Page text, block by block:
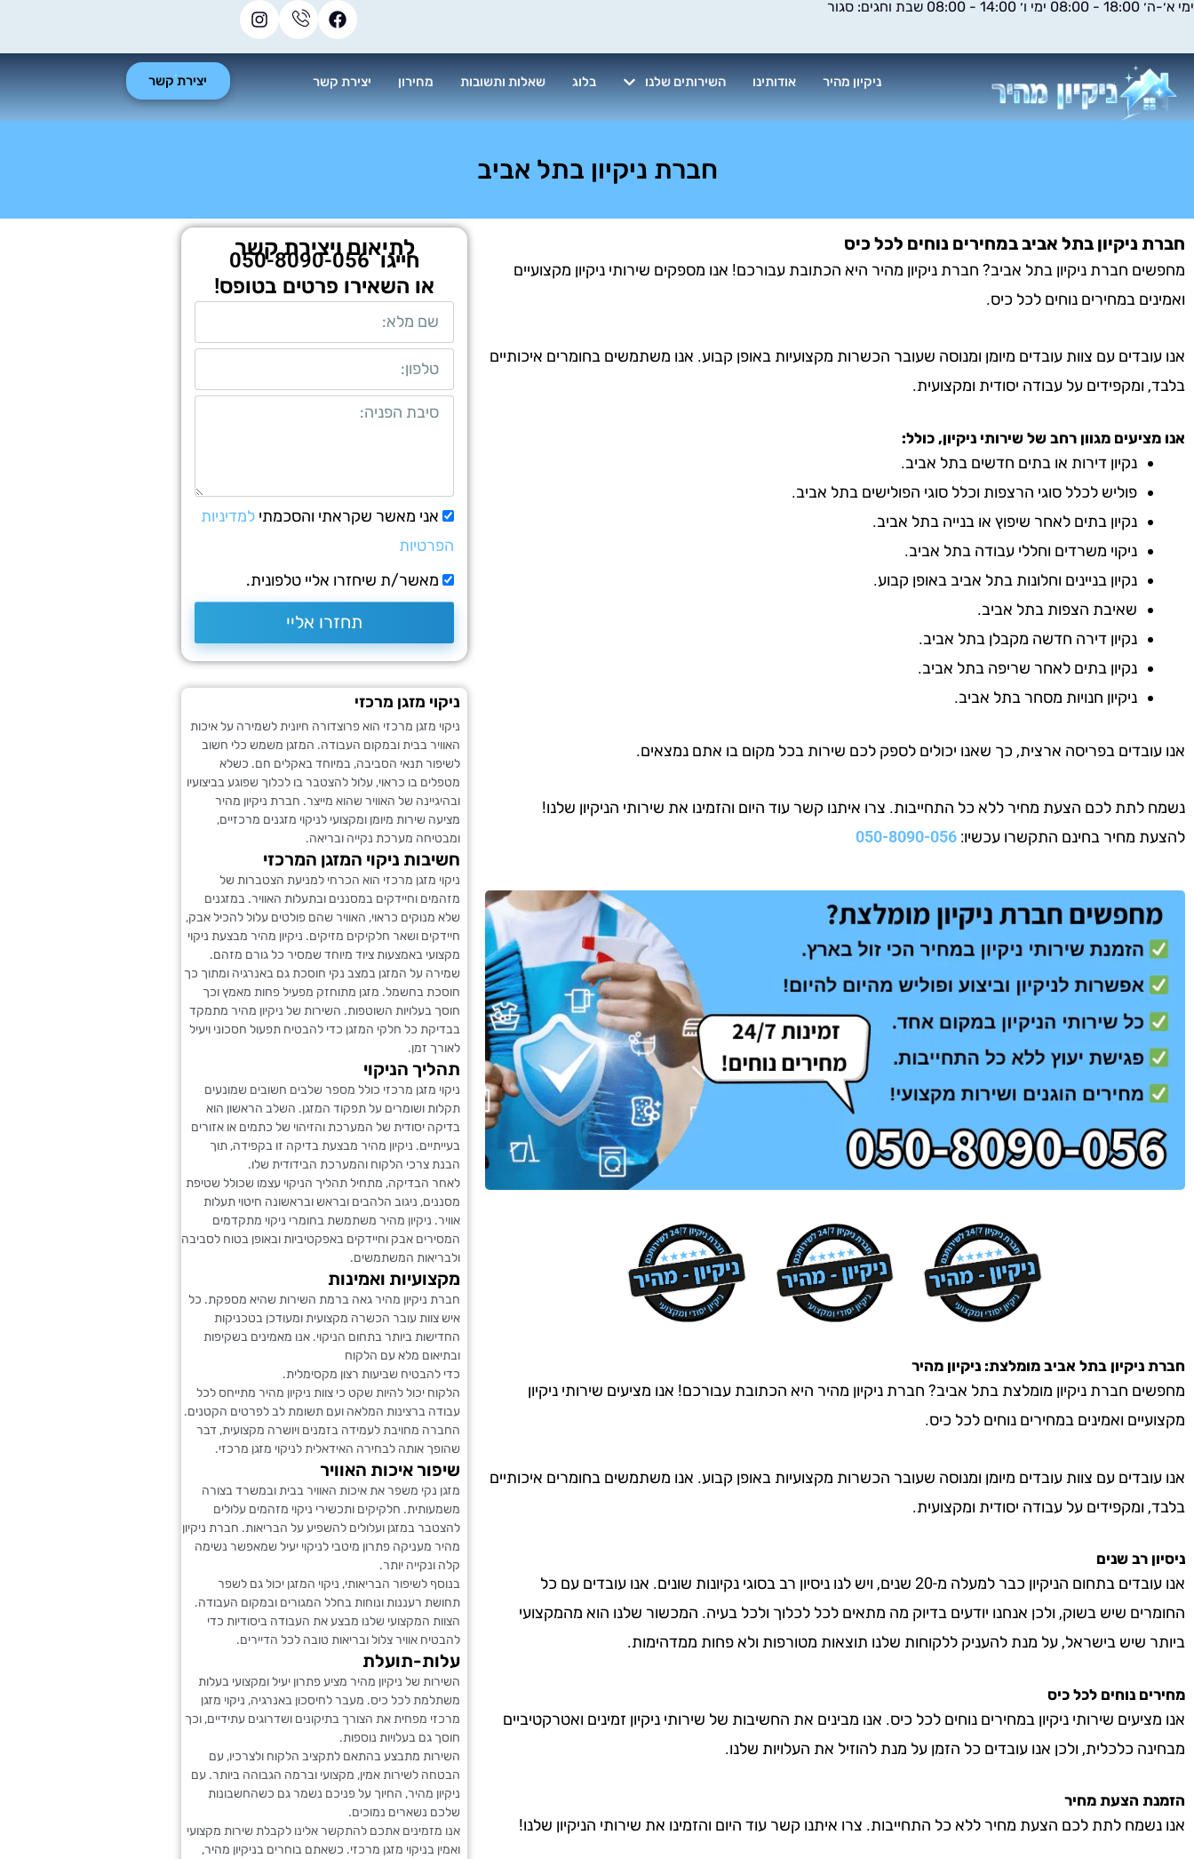
דילוג
ימי א׳-ה׳ 18:00 - 08:00 ימי ו׳ 14:00 - 08:00 שבת וחגים: סגור
ניקיון מהיר אודותינו השירותים שלנו בלוג שאלות ותשובות מחירון יצירת קשר יצירת קשר
חברת ניקיון בתל אביב
חברת ניקיון בתל אביב במחירים נוחים לכל כיס
מחפשים חברת ניקיון בתל אביב? חברת ניקיון מהיר היא הכתובת עבורכם! אנו מספקים שירותי ניקיון מקצועיים
ואמינים במחירים נוחים לכל כיס.
אנו עובדים עם צוות עובדים מיומן ומנוסה שעובר הכשרות מקצועיות באופן קבוע. אנו משתמשים בחומרים איכותיים
בלבד, ומקפידים על עבודה יסודית ומקצועית.
אנו מציעים מגוון רחב של שירותי ניקיון, כולל:
נקיון דירות או בתים חדשים בתל אביב.
פוליש לכלל סוגי הרצפות וכלל סוגי הפולישים בתל אביב.
נקיון בתים לאחר שיפוץ או בנייה בתל אביב.
ניקוי משרדים וחללי עבודה בתל אביב.
נקיון בניינים וחלונות בתל אביב באופן קבוע.
שאיבת הצפות בתל אביב.
נקיון דירה חדשה מקבלן בתל אביב.
נקיון בתים לאחר שריפה בתל אביב.
ניקיון חנויות מסחר בתל אביב.
אנו עובדים בפריסה ארצית, כך שאנו יכולים לספק לכם שירות בכל מקום בו אתם נמצאים.
נשמח לתת לכם הצעת מחיר ללא כל התחייבות. צרו איתנו קשר עוד היום והזמינו את שירותי הניקיון שלנו!
להצעת מחיר בחינם התקשרו עכשיו: 050-8090-056
חברת ניקיון בתל אביב מומלצת: ניקיון מהיר
מחפשים חברת ניקיון מומלצת בתל אביב? חברת ניקיון מהיר היא הכתובת עבורכם! אנו מציעים שירותי ניקיון
מקצועיים ואמינים במחירים נוחים לכל כיס.
אנו עובדים עם צוות עובדים מיומן ומנוסה שעובר הכשרות מקצועיות באופן קבוע. אנו משתמשים בחומרים איכותיים
בלבד, ומקפידים על עבודה יסודית ומקצועית.
ניסיון רב שנים
אנו עובדים בתחום הניקיון כבר למעלה מ-20 שנים, ויש לנו ניסיון רב בסוגי נקיונות שונים. אנו עובדים עם כל
החומרים שיש בשוק, ולכן אנחנו יודעים בדיוק מה מתאים לכל לכלוך ולכל בעיה. המכשור שלנו הוא מהמקצועי
ביותר שיש בישראל, על מנת להעניק ללקוחות שלנו תוצאות מטורפות ולא פחות ממדהימות.
מחירים נוחים לכל כיס
אנו מציעים שירותי ניקיון במחירים נוחים לכל כיס. אנו מבינים את החשיבות של שירותי ניקיון זמינים ואטרקטיביים
מבחינה כלכלית, ולכן אנו עובדים כל הזמן על מנת להוזיל את העלויות שלנו.
הזמנת הצעת מחיר
אנו נשמח לתת לכם הצעת מחיר ללא כל התחייבות. צרו איתנו קשר עוד היום והזמינו את שירותי הניקיון שלנו!
לתיאום ויצירת קשר
חייגו050-8090-056
או השאירו פרטים בטופס!
אני מאשר שקראתי והסכמתי למדיניות
הפרטיות
מאשר/ת שיחזרו אליי טלפונית.
תחזרו אליי
ניקוי מזגן מרכזי
ניקוי מזגן מרכזי הוא פרוצדורה חיונית לשמירה על איכות
האוויר בבית ובמקום העבודה. המזגן משמש כלי חשוב
לשיפור תנאי הסביבה, במיוחד באקלים חם. כשלא
מטפלים בו כראוי, עלול להצטבר בו לכלוך שפוגע בביצועיו
ובהיגיינה של האוויר שהוא מייצר. חברת ניקיון מהיר
מציעה שירות מיומן ומקצועי לניקוי מזגנים מרכזיים,
ומבטיחה מערכת נקייה ובריאה.
חשיבות ניקוי המזגן המרכזי
ניקוי מזגן מרכזי הוא הכרחי למניעת הצטברות של
מזהמים וחיידקים במסננים ובתעלות האוויר. במזגנים
שלא מנוקים כראוי, האוויר שהם פולטים עלול להכיל אבק,
חיידקים ושאר חלקיקים מזיקים. ניקיון מהיר מבצעת ניקוי
מקצועי באמצעות ציוד מיוחד שמסיר כל גורם מזהם.
שמירה על המזגן במצב נקי חוסכת גם באנרגיה ומתוך כך
חוסכת בחשמל. מזגן מתוחזק מפעיל פחות מאמץ וכך
חוסך בעלויות השוטפות. השירות של ניקיון מהיר מתמקד
בבדיקת כל חלקי המזגן כדי להבטיח תפעול חסכוני ויעיל
לאורך זמן.
תהליך הניקוי
ניקוי מזגן מרכזי כולל מספר שלבים חשובים שמונעים
תקלות ושומרים על תפקוד המזגן. השלב הראשון הוא
בדיקה יסודית של המערכת והזיהוי של כתמים או אזורים
בעייתיים. ניקיון מהיר מבצעת בדיקה זו בקפידה, תוך
הבנת צרכי הלקוח והמערכת הבידודית שלו.
לאחר הבדיקה, מתחיל תהליך הניקוי עצמו שכולל שטיפת
מסננים, ניגוב הלהבים ובראש ובראשונה חיטוי תעלות
אוויר. ניקיון מהיר משתמשת בחומרי ניקוי מתקדמים
המסירים אבק וחיידקים באפקטיביות ובאופן בטוח לסביבה
ולבריאות המשתמשים.
מקצועיות ואמינות
חברת ניקיון מהיר גאה ברמת השירות שהיא מספקת. כל
איש צוות עובר הכשרה מקצועית ומעודכן בטכניקות
החדישות ביותר בתחום הניקוי. אנו מאמינים בשקיפות
ובתיאום מלא עם הלקוח
כדי להבטיח שביעות רצון מקסימלית.
הלקוח יכול להיות שקט כי צוות ניקיון מהיר מתייחס לכל
עבודה ברצינות המלאה ועם תשומת לב לפרטים הקטנים.
החברה מחויבת לעמידה בזמנים ויושרה מקצועית, דבר
שהופך אותה לבחירה האידאלית לניקוי מזגן מרכזי.
שיפור איכות האוויר
מזגן נקי משפר את איכות האוויר בבית ובמשרד בצורה
משמעותית. חלקיקים ותכשירי ניקוי מזהמים עלולים
להצטבר במזגן ועלולים להשפיע על הבריאות. חברת ניקיון
מהיר מעניקה פתרון מיטבי לניקוי יעיל שמאפשר נשימה
קלה ונקייה יותר.
בנוסף לשיפור הבריאותי, ניקוי המזגן יכול גם לשפר
תחושת רעננות ונוחות בחלל המגורים ובמקום העבודה.
הצוות המקצועי שלנו מבצע את העבודה ביסודיות כדי
להבטיח אוויר צלול ובריאות טובה לכל הדיירים.
עלות-תועלת
השירות של ניקיון מהיר מציע פתרון יעיל ומקצועי בעלות
משתלמת לכל כיס. מעבר לחיסכון באנרגיה, ניקוי מזגן
מרכזי מפחית את הצורך בתיקונים ושדרוגים עתידיים, וכך
חוסך גם בעלויות נוספות.
השירות מתבצע בהתאם לתקציב הלקוח ולצרכיו, עם
הבטחה לשירות אמין, מקצועי וברמה הגבוהה ביותר. עם
ניקיון מהיר, החיוך על פניכם נשמר גם כשהחשבונות
שלכם נשארים נמוכים.
אנו מזמינים אתכם להתקשר אלינו לקבלת שירות מקצועי
ואמין בניקוי מזגן מרכזי. כשאתם בוחרים בניקיון מהיר,